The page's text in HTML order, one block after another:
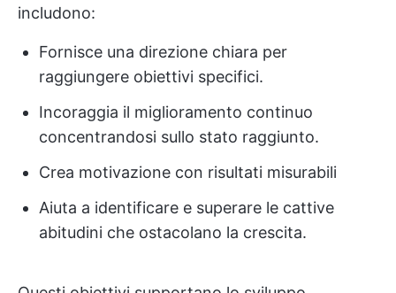
includono:
Fornisce una direzione chiara per
raggiungere obiettivi specifici.
Incoraggia il miglioramento continuo
concentrandosi sullo stato raggiunto.
Crea motivazione con risultati misurabili
Aiuta a identificare e superare le cattive
abitudini che ostacolano la crescita.